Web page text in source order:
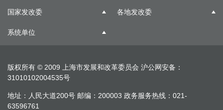
国家发改委 各地发改委
系统单位
版权所有 © 2009 上海市发展和改革委员会 沪公网安备：
31010102004535号
地址：人民大道200号 邮编：200003 政务服务热线：021-
63596761